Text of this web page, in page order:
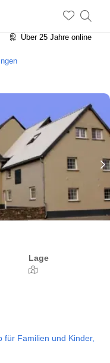
Pfalz
Über 25 Jahre online
Lage
für Familien und Kinder,